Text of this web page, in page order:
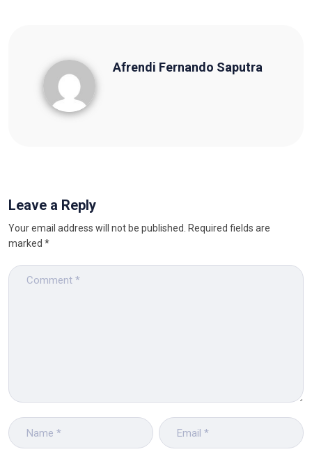
Afrendi Fernando Saputra
Leave a Reply
Your email address will not be published. Required fields are
marked *